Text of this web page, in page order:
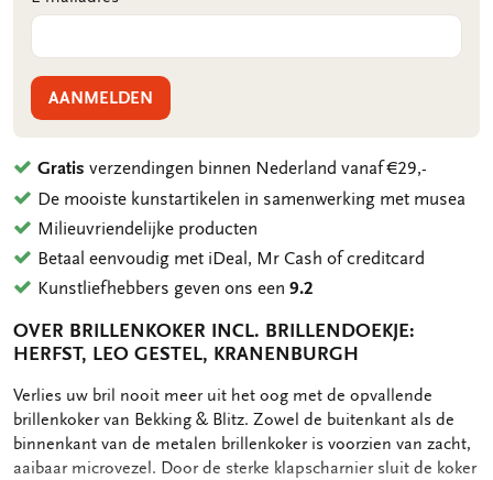
AANMELDEN
Gratis verzendingen binnen Nederland vanaf €29,-
De mooiste kunstartikelen in samenwerking met musea
Milieuvriendelijke producten
Betaal eenvoudig met iDeal, Mr Cash of creditcard
Kunstliefhebbers geven ons een9.2
OVER BRILLENKOKER INCL. BRILLENDOEKJE:
HERFST, LEO GESTEL, KRANENBURGH
OMSCHRIJVING
Verlies uw bril nooit meer uit het oog met de opvallende
brillenkoker van Bekking & Blitz. Zowel de buitenkant als de
binnenkant van de metalen brillenkoker is voorzien van zacht,
aaibaar microvezel. Door de sterke klapscharnier sluit de koker